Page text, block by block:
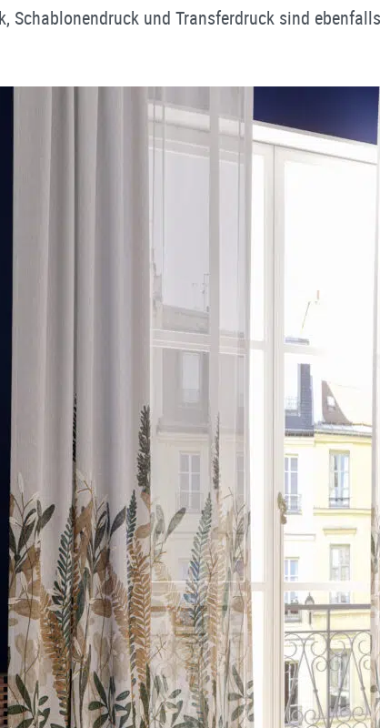
Schablonendruck und Transferdruck sind